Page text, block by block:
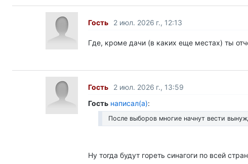
Гость 2 июл. 2026 г., 12:13
Где, кроме дачи (в каких еще местах) ты
Гость 2 июл. 2026 г., 13:59
Гость написал(а):
После выборов многие начнут вести
Ну тогда будут гореть синагоги по всей